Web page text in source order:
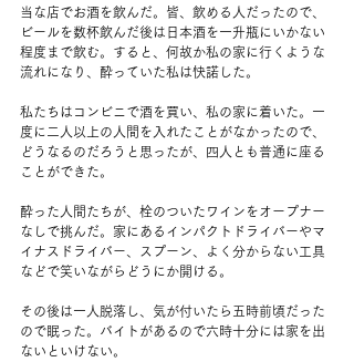
当な店でお酒を飲んだ。皆、飲める人だったので、
ビールを数杯飲んだ後は日本酒を一升瓶にいかない
程度まで飲む。すると、何故か私の家に行くような
流れになり、酔っていた私は快諾した。
私たちはコンビニで酒を買い、私の家に着いた。一
度に二人以上の人間を入れたことがなかったので、
どうなるのだろうと思ったが、四人とも普通に座る
ことができた。
酔った人間たちが、栓のついたワインをオープナー
なしで挑んだ。家にあるインパクトドライバーやマ
イナスドライバー、スプーン、よく分からない工具
などで笑いながらどうにか開ける。
その後は一人脱落し、気が付いたら五時前頃だった
ので眠った。バイトがあるので六時十分には家を出
ないといけない。